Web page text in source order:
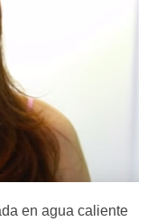
en agua caliente